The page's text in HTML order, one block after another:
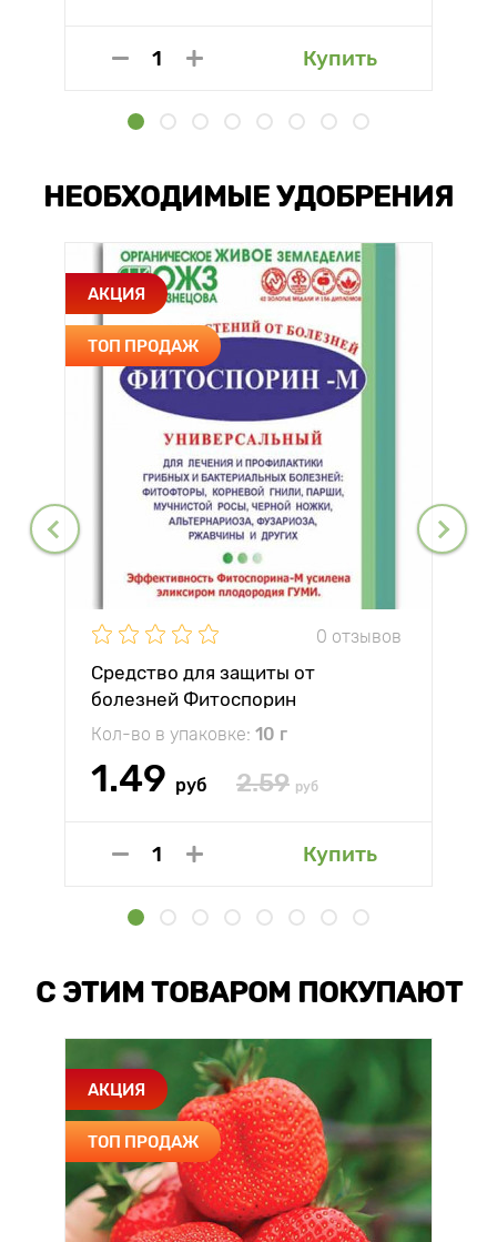
Купить
НЕОБХОДИМЫЕ УДОБРЕНИЯ
АКЦИЯ
ТОП ПРОДАЖ
0 отзывов
Средство для защиты от
болезней Фитоспорин
Кол-во в упаковке: 10 г
1.49 руб 2.59 руб
Купить
С ЭТИМ ТОВАРОМ ПОКУПАЮТ
АКЦИЯ
ТОП ПРОДАЖ